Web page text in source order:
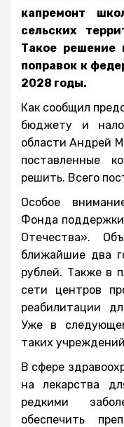
капремонт
сельских
Такое решение
поправок к
2028 годы.
Как сообщил
бюджету и
области Андрей
поставленные
решить. Всего
Особое
Фонда
Отечества».
ближайшие два
рублей. Также в
сети центров
реабилитации
Уже в
таких
В сфере
на лекарства
редкими
обеспечить